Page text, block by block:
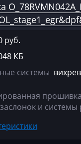
руб.
КБ
системы
прошивка
и системы